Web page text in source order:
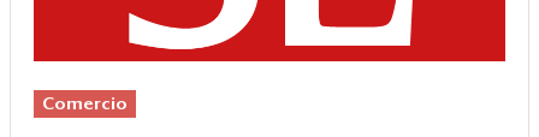
Comercio